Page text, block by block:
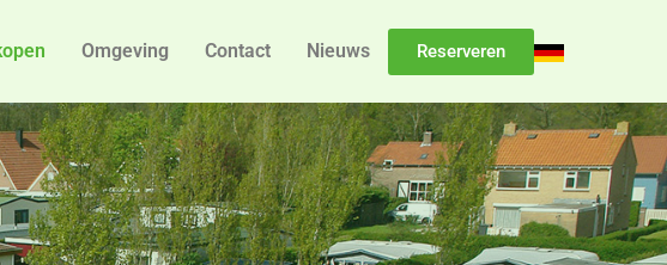
Omgeving Contact Nieuws Reserveren